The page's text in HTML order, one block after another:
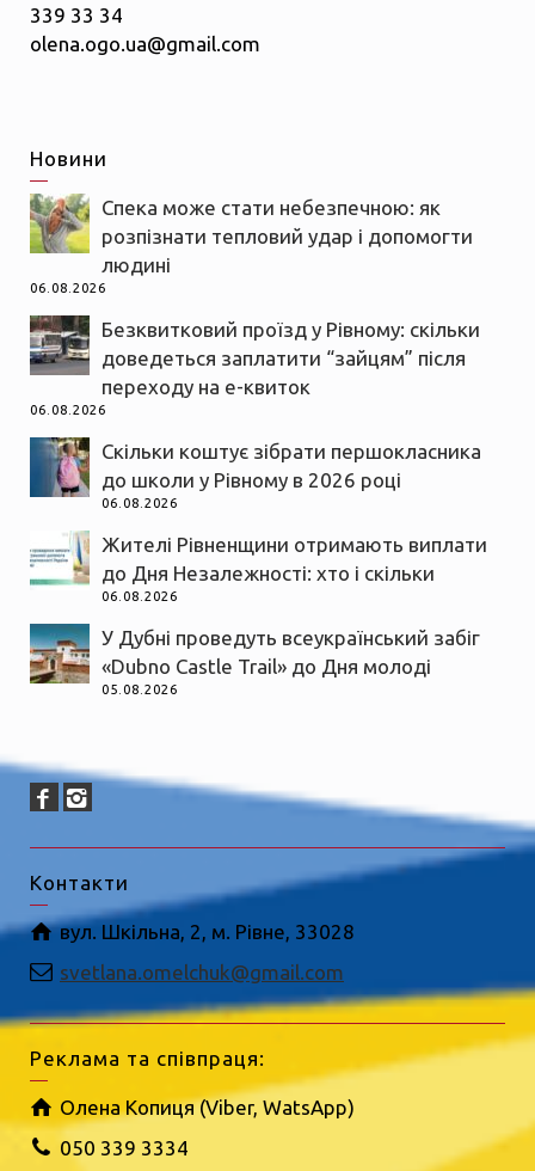
339 33 34
olena.ogo.ua@gmail.com
Новини
Спека може стати небезпечною: як
розпізнати тепловий удар і допомогти
людині
06.08.2026
Безквитковий проїзд у Рівному: скільки
доведеться заплатити “зайцям” після
переходу на е-квиток
06.08.2026
Скільки коштує зібрати першокласника
до школи у Рівному в 2026 році
06.08.2026
Жителі Рівненщини отримають виплати
до Дня Незалежності: хто і скільки
06.08.2026
У Дубні проведуть всеукраїнський забіг
«Dubno Castle Trail» до Дня молоді
05.08.2026
Контакти
вул. Шкільна, 2, м. Рівне, 33028
svetlana.omelchuk@gmail.com
Реклама та співпраця:
Олена Копиця (Viber, WatsApp)
050 339 3334